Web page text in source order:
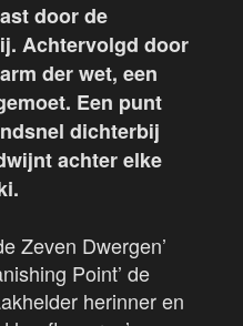
door de
Achtervolgd door
der wet, een
Een punt
dichterbij
achter elke
Zeven Dwergen’
Point’ de
herinner en